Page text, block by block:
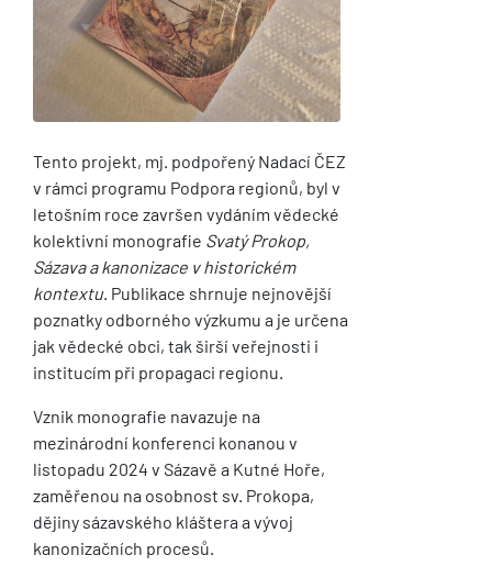
Tento projekt, mj. podpořený Nadací ČEZ
v rámci programu Podpora regionů, byl v
letošním roce završen vydáním vědecké
kolektivní monografie Svatý Prokop,
Sázava a kanonizace v historickém
kontextu. Publikace shrnuje nejnovější
poznatky odborného výzkumu a je určena
jak vědecké obci, tak širší veřejnosti i
institucím při propagaci regionu.
Vznik monografie navazuje na
mezinárodní konferenci konanou v
listopadu 2024 v Sázavě a Kutné Hoře,
zaměřenou na osobnost sv. Prokopa,
dějiny sázavského kláštera a vývoj
kanonizačních procesů.